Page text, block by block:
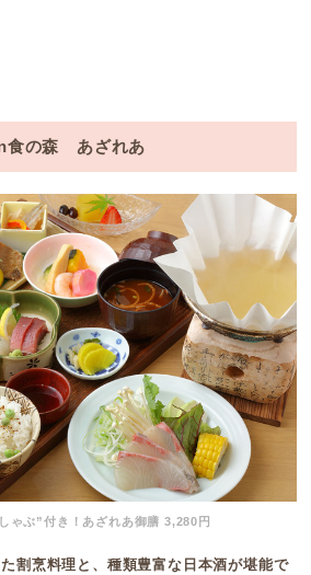
食の森 あざれあ
ゃぶ”付き！あざれあ御膳 3,280円
割烹料理と、種類豊富な日本酒が堪能で